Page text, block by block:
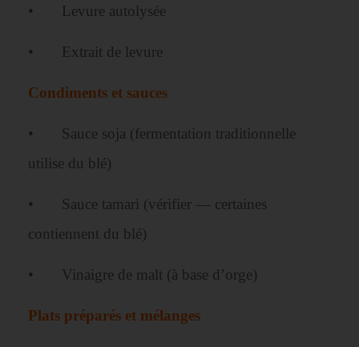
• Levure autolysée
• Extrait de levure
Condiments et sauces
• Sauce soja (fermentation traditionnelle
utilise du blé)
• Sauce tamari (vérifier — certaines
contiennent du blé)
• Vinaigre de malt (à base d’orge)
Plats préparés et mélanges